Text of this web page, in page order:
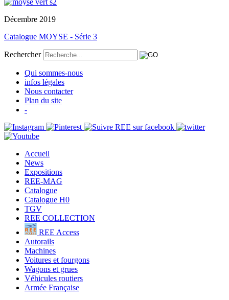
Décembre 2019
Catalogue MOYSE - Série 3
Rechercher
Qui sommes-nous
infos légales
Nous contacter
Plan du site
-
Accueil
News
Expositions
REE-MAG
Catalogue
Catalogue H0
TGV
REE COLLECTION
REE Access
Autorails
Machines
Voitures et fourgons
Wagons et grues
Véhicules routiers
Armée Française